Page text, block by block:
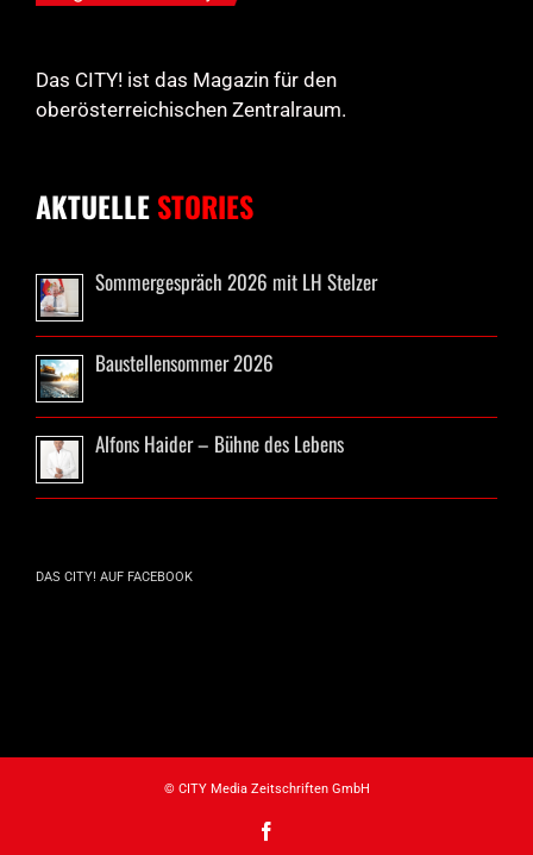
Das CITY! ist das Magazin für den
oberösterreichischen Zentralraum.
AKTUELLESTORIES
Sommergespräch 2026 mit LH Stelzer
Baustellensommer 2026
Alfons Haider – Bühne des Lebens
DAS CITY! AUF FACEBOOK
© CITY Media Zeitschriften GmbH